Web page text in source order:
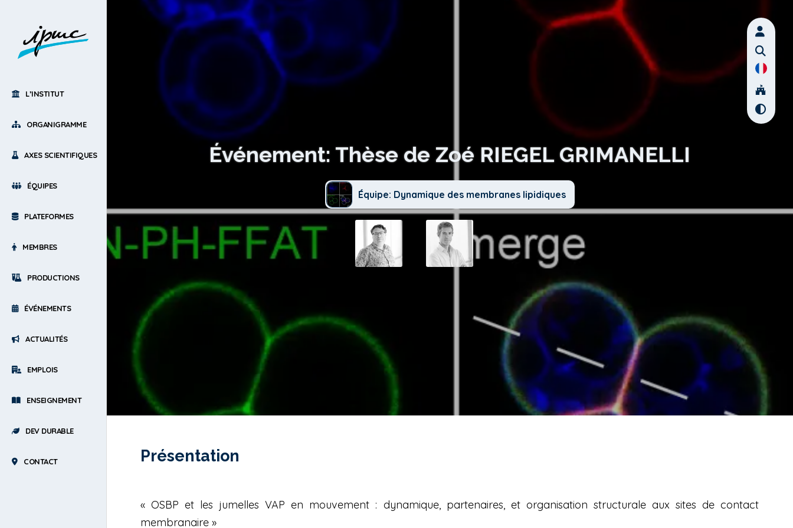
L’INSTITUT
ORGANIGRAMME
AXES SCIENTIFIQUES
ÉQUIPES
PLATEFORMES
MEMBRES
PRODUCTIONS
ÉVÉNEMENTS
ACTUALITÉS
EMPLOIS
ENSEIGNEMENT
DEV DURABLE
CONTACT
Événement: Thèse de Zoé RIEGEL GRIMANELLI
Équipe: Dynamique des membranes lipidiques
Présentation
« OSBP et les jumelles VAP en mouvement : dynamique, partenaires, et organisation structurale aux sites de contact
membranaire »